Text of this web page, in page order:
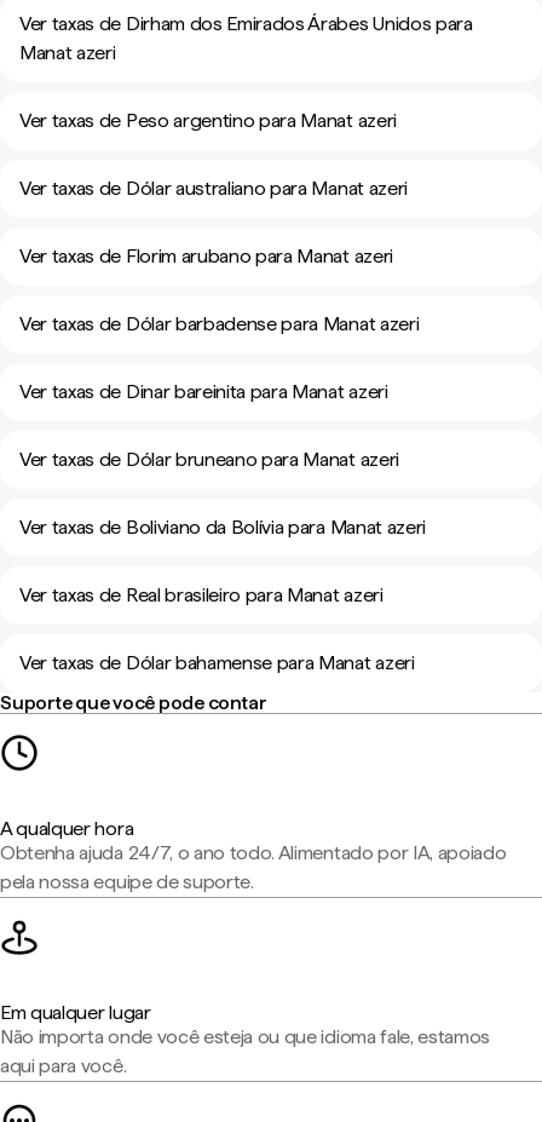
Ver taxas de Dirham dos Emirados Árabes Unidos para
Manat azeri
Ver taxas de Peso argentino para Manat azeri
Ver taxas de Dólar australiano para Manat azeri
Ver taxas de Florim arubano para Manat azeri
Ver taxas de Dólar barbadense para Manat azeri
Ver taxas de Dinar bareinita para Manat azeri
Ver taxas de Dólar bruneano para Manat azeri
Ver taxas de Boliviano da Bolívia para Manat azeri
Ver taxas de Real brasileiro para Manat azeri
Ver taxas de Dólar bahamense para Manat azeri
Suporte que você pode contar
A qualquer hora
Obtenha ajuda 24/7, o ano todo. Alimentado por IA, apoiado
pela nossa equipe de suporte.
Em qualquer lugar
Não importa onde você esteja ou que idioma fale, estamos
aqui para você.